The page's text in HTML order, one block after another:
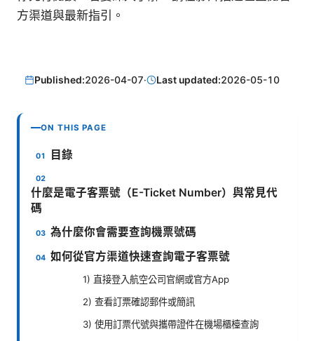
方渠道與最新指引。
Published:2026-04-07· Last updated:2026-05-10
ON THIS PAGE
目錄
什麼是電子客票號（E-Ticket Number）與常見代
碼
為什麼你會需要查詢機票號碼
如何從官方渠道快速查詢電子客票號
1) 直接登入航空公司官網或官方App
2) 查看訂票確認郵件或簡訊
3) 使用訂票代號與攜帶證件在機場櫃檯查詢